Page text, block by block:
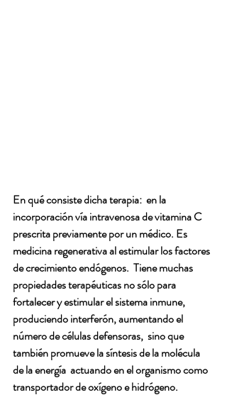
En qué consiste dicha terapia:  en la
incorporación vía intravenosa de vitamina C
prescrita previamente por un médico. Es
medicina regenerativa al estimular los factores
de crecimiento endógenos.  Tiene muchas
propiedades terapéuticas no sólo para
fortalecer y estimular el sistema inmune,
produciendo interferón, aumentando el
número de células defensoras,  sino que
también promueve la síntesis de la molécula
de la energía  actuando en el organismo como
transportador de oxígeno e hidrógeno.